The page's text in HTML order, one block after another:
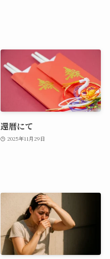
還暦にて
2025年11月29日